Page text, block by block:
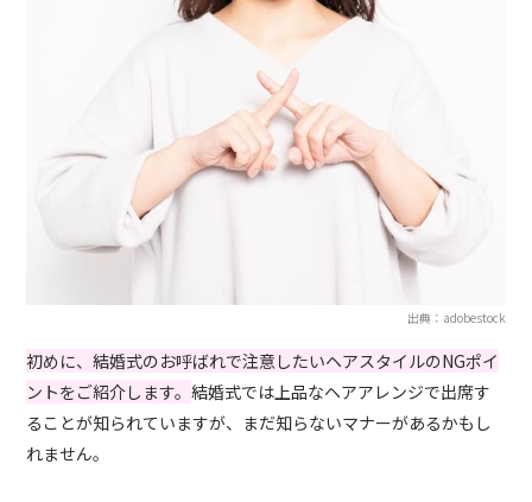
出典：adobestock
初めに、結婚式のお呼ばれで注意したいヘアスタイルのNGポイ
ントをご紹介します。結婚式では上品なヘアアレンジで出席す
ることが知られていますが、まだ知らないマナーがあるかもし
れません。